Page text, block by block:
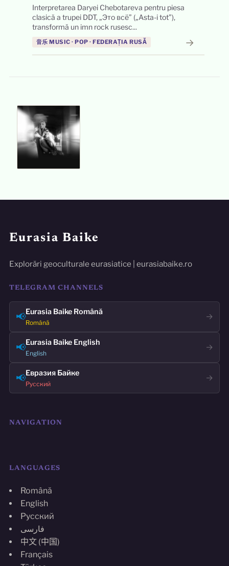
Interpretarea Daryei Chebotareva pentru piesa
clasică a trupei DDT, „Это всё” („Asta-i tot”),
transformă un imn rock rusesc...
音乐 MUSIC · POP · FEDERAȚIA RUSĂ →
Eurasia Baike
Explorări geoculturale eurasiatice | eurasiabaike.ro
TELEGRAM CHANNELS
📢Eurasia Baike Română
Română
→
📢Eurasia Baike English
English
→
📢Евразия Байке
Русский
→
NAVIGATION
LANGUAGES
Română
English
Русский
فارسی
中文 (中国)
Français